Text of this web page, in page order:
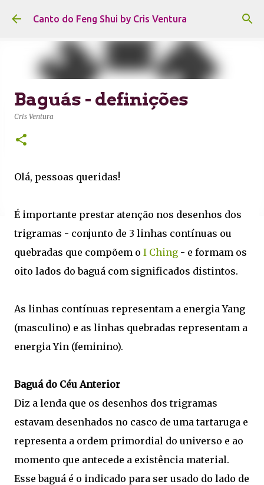
Pular para o conteúdo principal
Canto do Feng Shui by Cris Ventura
Baguás - definições
Cris Ventura
Olá, pessoas queridas!
É importante prestar atenção nos desenhos dos
trigramas - conjunto de 3 linhas contínuas ou
quebradas que compõem o I Ching - e formam os
oito lados do baguá com significados distintos.
As linhas contínuas representam a energia Yang
(masculino) e as linhas quebradas representam a
energia Yin (feminino).
Baguá do Céu Anterior
Diz a lenda que os desenhos dos trigramas
estavam desenhados no casco de uma tartaruga e
representa a ordem primordial do universo e ao
momento que antecede a existência material.
Esse baguá é o indicado para ser usado do lado de